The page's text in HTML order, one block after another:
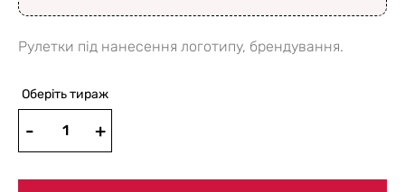
Рулетки під нанесення логотипу, брендування.
Оберіть тираж